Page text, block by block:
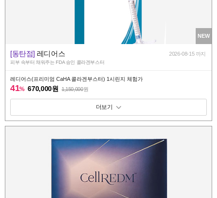
NEW
[동탄점] 레디어스 2026-08-15 까지
피부 속부터 채워주는 FDA 승인 콜라겐부스터
레디어스(프리미엄 CaHA 콜라겐부스터) 1시린지 체험가
41% 670,000원 1,150,000원
패키지 보기 토글